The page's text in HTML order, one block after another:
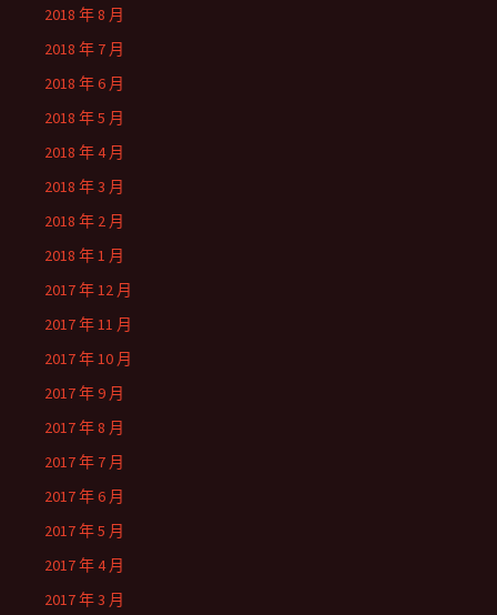
2018 年 8 月
2018 年 7 月
2018 年 6 月
2018 年 5 月
2018 年 4 月
2018 年 3 月
2018 年 2 月
2018 年 1 月
2017 年 12 月
2017 年 11 月
2017 年 10 月
2017 年 9 月
2017 年 8 月
2017 年 7 月
2017 年 6 月
2017 年 5 月
2017 年 4 月
2017 年 3 月